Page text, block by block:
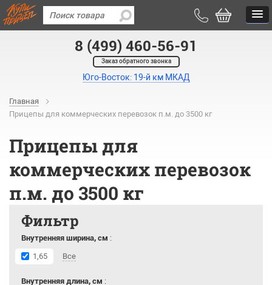
8 (499) 460-56-91
Заказ обратного звонка
Юго-Восток: 19-й км МКАД
Главная
Прицепы для коммерческих перевозок п.м. до 3500 кг
Прицепы для
коммерческих перевозок
п.м. до 3500 кг
Фильтр
Внутренняя ширина, см :
1,65
Все
Внутренняя длина, см :